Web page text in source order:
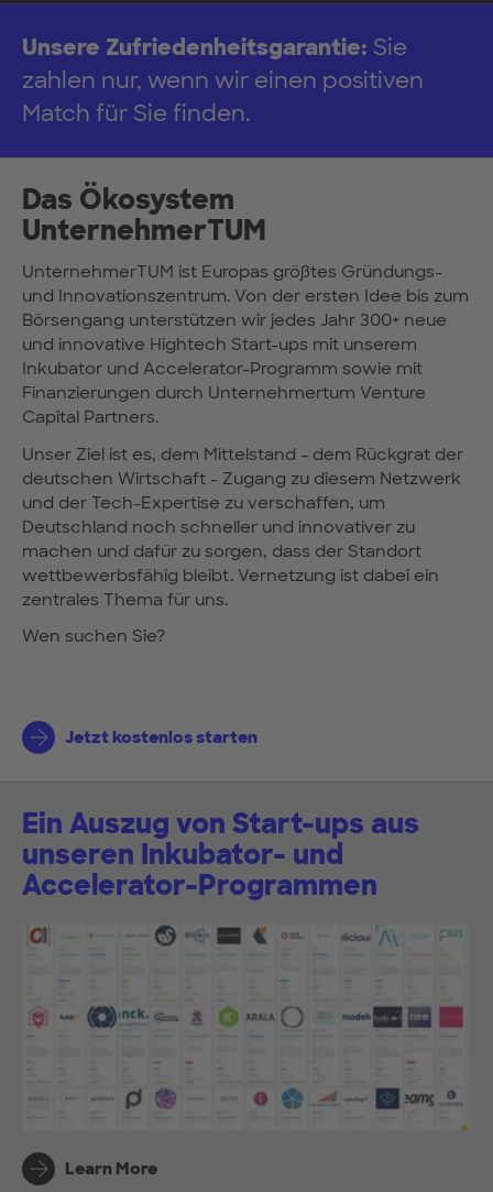
Unsere Zufriedenheitsgarantie: Sie
zahlen nur, wenn wir einen positiven
Match für Sie finden.
Das Ökosystem
UnternehmerTUM
UnternehmerTUM ist Europas größtes Gründungs-
und Innovationszentrum. Von der ersten Idee bis zum
Börsengang unterstützen wir jedes Jahr 300+ neue
und innovative Hightech Start-ups mit unserem
Inkubator und Accelerator-Programm sowie mit
Finanzierungen durch Unternehmertum Venture
Capital Partners.
Unser Ziel ist es, dem Mittelstand - dem Rückgrat der
deutschen Wirtschaft - Zugang zu diesem Netzwerk
und der Tech-Expertise zu verschaffen, um
Deutschland noch schneller und innovativer zu
machen und dafür zu sorgen, dass der Standort
wettbewerbsfähig bleibt. Vernetzung ist dabei ein
zentrales Thema für uns.
Wen suchen Sie?
Jetzt kostenlos starten
Ein Auszug von Start-ups aus
unseren Inkubator- und
Accelerator-Programmen
Learn More